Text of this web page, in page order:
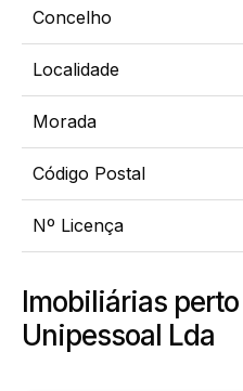
Concelho
Localidade
Morada
Código Postal
Nº Licença
Imobiliárias
Unipessoal Lda